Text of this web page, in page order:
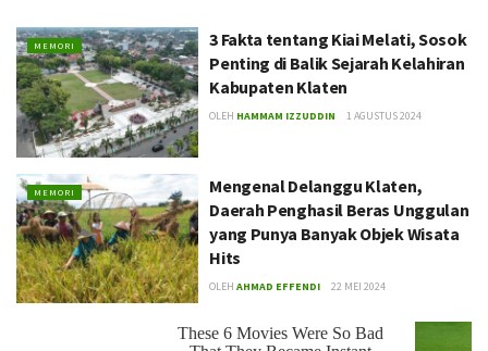
MEMORI
3 Fakta tentang Kiai Melati, Sosok
Penting di Balik Sejarah Kelahiran
Kabupaten Klaten
OLEH HAMMAM IZZUDDIN 1 AGUSTUS 2024
MEMORI
Mengenal Delanggu Klaten,
Daerah Penghasil Beras Unggulan
yang Punya Banyak Objek Wisata
Hits
OLEH AHMAD EFFENDI 22 MEI 2024